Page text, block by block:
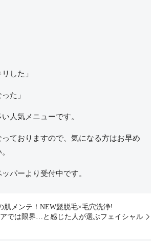
した」
た」
人気メニューです。
ておりますので、気になる方はお早め
パーより受付中です。
肌メンテ！NEW髭脱毛×毛穴洗浄!
では限界…と感じた人が選ぶフェイシャル